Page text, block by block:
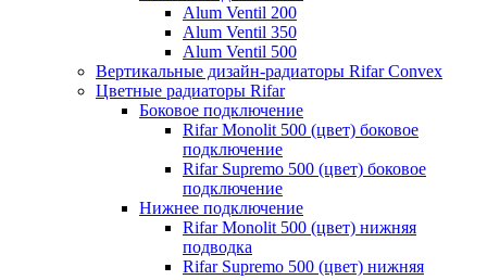
Alum Ventil 200
Alum Ventil 350
Alum Ventil 500
Вертикальные дизайн-радиаторы Rifar Convex
Цветные радиаторы Rifar
Боковое подключение
Rifar Monolit 500 (цвет) боковое
подключение
Rifar Supremo 500 (цвет) боковое
подключение
Нижнее подключение
Rifar Monolit 500 (цвет) нижняя
подводка
Rifar Supremo 500 (цвет) нижняя